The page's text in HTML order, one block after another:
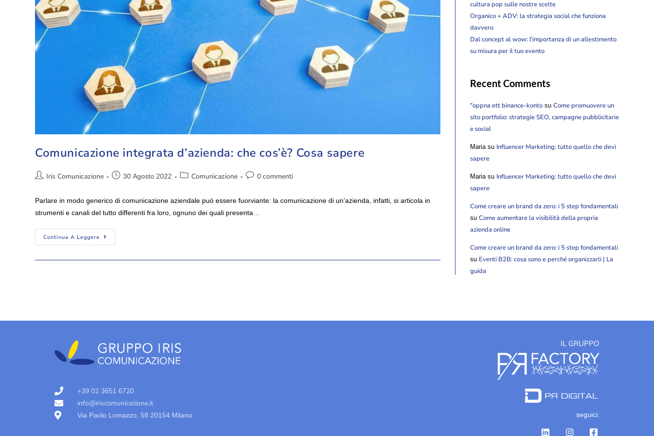
Comunicazione integrata d’azienda: che cos’è? Cosa sapere
Iris Comunicazione 30 Agosto 2022 Comunicazione 0 commenti
Parlare in modo generico di comunicazione aziendale può essere fuorviante: la comunicazione di un’azienda, infatti, si articola in
strumenti e canali del tutto differenti fra loro, ognuno dei quali presenta…
Continua A Leggere
cultura pop sulle nostre scelte
Organico + ADV: la strategia social che funziona
davvero
Dal concept al wow: l’importanza di un allestimento
su misura per il tuo evento
Recent Comments
"oppna ett binance-konto su Come promuovere un
sito portfolio: strategie SEO, campagne pubblicitarie
e social
Maria su Influencer Marketing: tutto quello che devi
sapere
Maria su Influencer Marketing: tutto quello che devi
sapere
Come creare un brand da zero: i 5 step fondamentali
su Come aumentare la visibilità della propria
azienda online
Come creare un brand da zero: i 5 step fondamentali
su Eventi B2B: cosa sono e perché organizzarli | La
guida
+39 02 3651 6720
info@iriscomunicazione.it
Via Paolo Lomazzo, 58 20154 Milano
IL GRUPPO
seguici: